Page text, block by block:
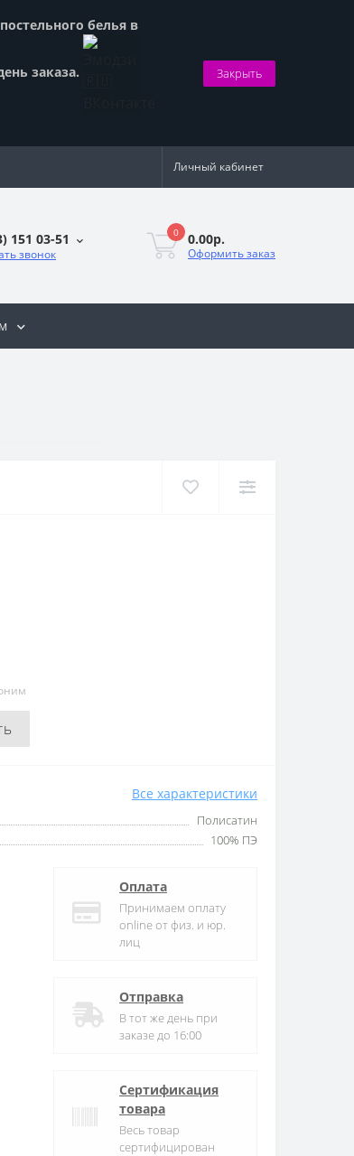
белья в
заказа. Закрыть
Личный кабинет
151 03-51
звонок
0 0.00р.
Оформить заказ
Все характеристики
Полисатин
100% ПЭ
Оплата
Принимаем оплату
online от физ. и юр.
лиц
Отправка
В тот же день при
заказе до 16:00
Сертификация
товара
Весь товар
сертифицирован